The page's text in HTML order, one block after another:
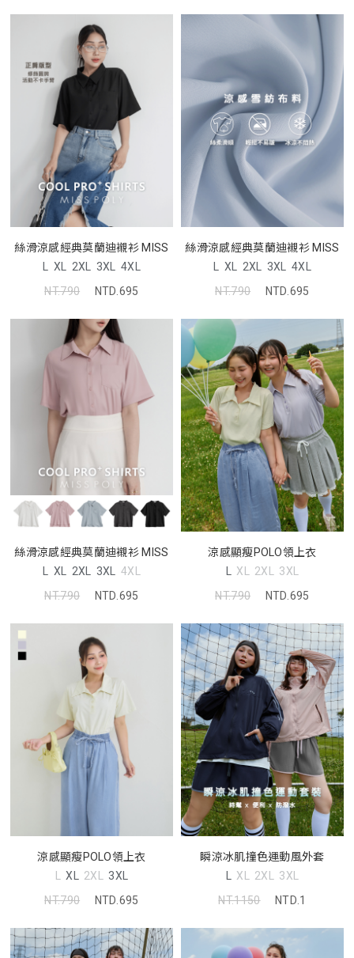
絲滑涼感經典莫蘭迪襯衫 MISS
L XL 2XL 3XL 4XL
NT.790
NTD.695
絲滑涼感經典莫蘭迪襯衫 MISS
L XL 2XL 3XL 4XL
NT.790
NTD.695
絲滑涼感經典莫蘭迪襯衫 MISS
L XL 2XL 3XL 4XL
NT.790
NTD.695
涼感顯瘦POLO領上衣
L XL 2XL 3XL
NT.790
NTD.695
涼感顯瘦POLO領上衣
L XL 2XL 3XL
NT.790
NTD.695
瞬涼冰肌撞色運動風外套
L XL 2XL 3XL
NT.1150
NTD.1